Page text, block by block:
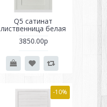
Q5 сатинат
лиственница белая
3850.00р
-10%